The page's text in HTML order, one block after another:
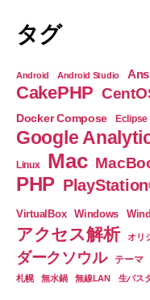
タグ
Android Android Studio
CakePHP
Docker Compose Eclipse
Google
Linux Mac
PHP
VirtualBox Windows
アクセス解析 オリ
ダークソウル テーマ
札幌 無水鍋 無線LAN 生パス